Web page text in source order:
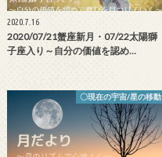
2020.7.16
2020/07/21蟹座新月・07/22太陽獅
子座入り～自分の価値を認め…
〇現在の宇宙/星の移動